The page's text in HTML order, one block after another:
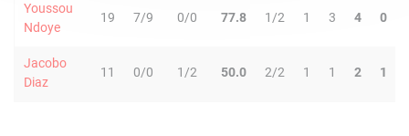
Youssou
Ndoye
19 7/9 0/0 77.8 1/2 1 3 4 0
Jacobo
Diaz
11 0/0 1/2 50.0 2/2 1 1 2 1